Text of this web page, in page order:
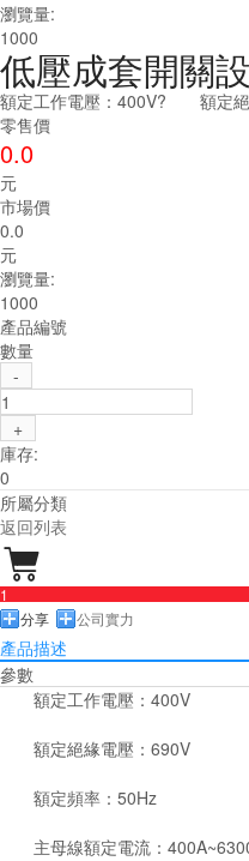
瀏覽量:
1000
低壓成套開關
額定工作電壓：400V? 額定
零售價
0.0
元
市場價
0.0
元
瀏覽量:
1000
產品編號
數量
-
+
庫存:
0
所屬分類
返回列表

1
分享
公司實力
產品描述
參數
額定工作電壓：400V
額定絕緣電壓：690V
額定頻率：50Hz
主母線額定電流：